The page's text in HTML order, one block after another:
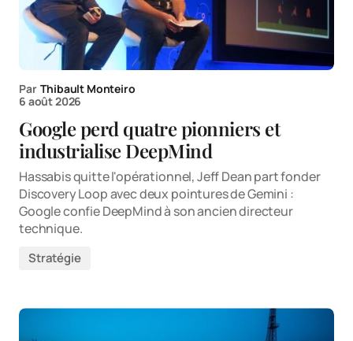
Par Thibault Monteiro
6 août 2026
Google perd quatre pionniers et
industrialise DeepMind
Hassabis quitte l'opérationnel, Jeff Dean part fonder
Discovery Loop avec deux pointures de Gemini :
Google confie DeepMind à son ancien directeur
technique.
Stratégie